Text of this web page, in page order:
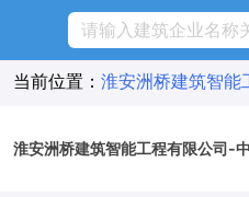
当前位置： 淮安洲桥建筑智能
淮安洲桥建筑智能工程有限公司-